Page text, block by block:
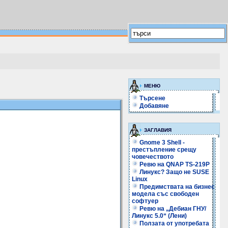
МЕНЮ
Търсене
Добавяне
ЗАГЛАВИЯ
Gnome 3 Shell -
престъпление срещу
човечеството
Ревю на QNAP TS-219P
Линукс? Защо не SUSE
Linux
Предимствата на бизнес
модела със свободен
софтуер
Ревю на „Дебиан ГНУ/
Линукс 5.0“ (Лени)
Ползата от употребата